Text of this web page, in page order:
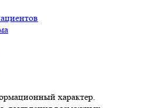
характер.